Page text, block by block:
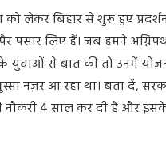
को लेकर बिहार से शुरू हुए
पसार लिए हैं। जब हमने
युवाओं से बात की तो उनमें
नज़र आ रहा था। बता दें,
नौकरी 4 साल कर दी है और